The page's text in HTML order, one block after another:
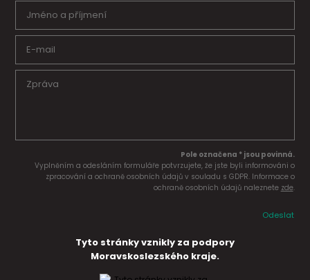
Pole označena * jsou povinná.
Vyplněním a odesláním formuláře potvrzujete, že jste byli informováni o
zpracování a ochraně osobních údajů v souladu s GDPR. Informace o
ochraně osobních údajů naleznete zde.
Odeslat
Tyto stránky vznikly za podpory
Moravskoslezského kraje.